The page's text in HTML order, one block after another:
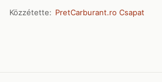
Közzétette: PretCarburant.ro Csapat